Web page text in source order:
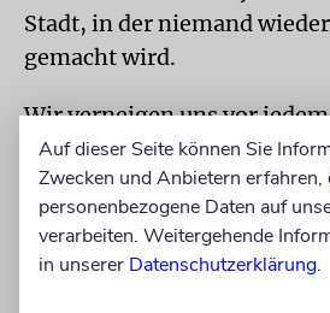
Stadt, in der niemand
gemacht wird.
Wir verneigen uns vor
Namen. Vor jedem Leben.
jeder Mutter, jedem Vater,
jedem Nachbarn. Vor allen
Schweigen gebracht
Auf dieser Seite können Sie
Zwecken und Anbietern erfahren,
personenbezogene Daten auf
verarbeiten. Weitergehende
in unserer Datenschutzerklärung.